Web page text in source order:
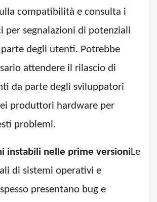
compatibilità e consulta i
per segnalazioni di potenziali
degli utenti. Potrebbe
attendere il rilascio di
da parte degli sviluppatori
produttori hardware per
problemi.
instabili nelle prime versioniLe
di sistemi operativi e
presentano bug e